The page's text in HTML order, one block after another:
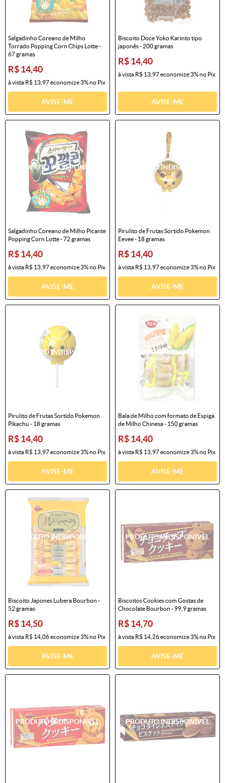
Salgadinho Coreano de Milho
Torrado Popping Corn Chips Lotte -
67 gramas
R$ 14,40
à vista R$ 13,97economize3%no Pix
AVISE-ME
Biscoito Doce Yoko Karinto tipo
japonês - 200 gramas
R$ 14,40
à vista R$ 13,97economize3%no Pix
AVISE-ME
Salgadinho Coreano de Milho Picante
Popping Corn Lotte - 72 gramas
R$ 14,40
à vista R$ 13,97economize3%no Pix
AVISE-ME
Pirulito de Frutas Sortido Pokemon
Eevee - 18 gramas
R$ 14,40
à vista R$ 13,97economize3%no Pix
AVISE-ME
Pirulito de Frutas Sortido Pokemon
Pikachu - 18 gramas
R$ 14,40
à vista R$ 13,97economize3%no Pix
AVISE-ME
Bala de Milho com formato de Espiga
de Milho Chinesa - 150 gramas
R$ 14,40
à vista R$ 13,97economize3%no Pix
AVISE-ME
Biscoito Japones Lubera Bourbon -
52 gramas
R$ 14,50
à vista R$ 14,06economize3%no Pix
AVISE-ME
Biscoitos Cookies com Gostas de
Chocolate Bourbon - 99,9 gramas
R$ 14,70
à vista R$ 14,26economize3%no Pix
AVISE-ME